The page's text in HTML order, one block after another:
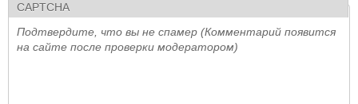
CAPTCHA
Подтвердите, что вы не спамер (Комментарий появится
на сайте после проверки модератором)